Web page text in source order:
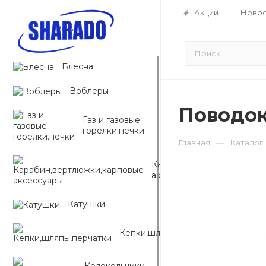
Акции
Блесна
Воблеры
Газ и газовые
горелки.печки
аксессуары
Катушки
Кепки,шляпы,перчатки
Главная — Каталог